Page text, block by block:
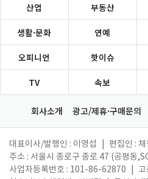
산업 부동산
생활·문화 연예
오피니언 핫이슈
TV 속보
회사소개 광고/제휴·구매문의
대표이사/발행인 : 이영섭 편집인 : 채
주소 : 서울시 종로구 종로 47 (공평동
사업자등록번호 : 101-86-62870
고